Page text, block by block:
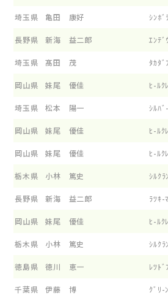
埼玉県 亀田 康好 ｼﾝﾎﾞ
長野県 新海 益二郎 ｴﾝﾃ
埼玉県 髙田 茂 ﾀｶﾀﾞ
岡山県 妹尾 優佳 ﾋ-ﾙｸ
埼玉県 松本 陽一 ｼﾙﾊ
岡山県 妹尾 優佳 ﾋ-ﾙｸ
岡山県 妹尾 優佳 ﾋ-ﾙｸ
栃木県 小林 篤史 ｼﾙｸﾗ
長野県 新海 益二郎 ﾗﾂｷ-
岡山県 妹尾 優佳 ﾋ-ﾙｸ
栃木県 小林 篤史 ｼﾙｸﾗ
徳島県 徳川 恵一 ﾚﾂﾄ
千葉県 伊藤 博 ｸﾞﾘ-